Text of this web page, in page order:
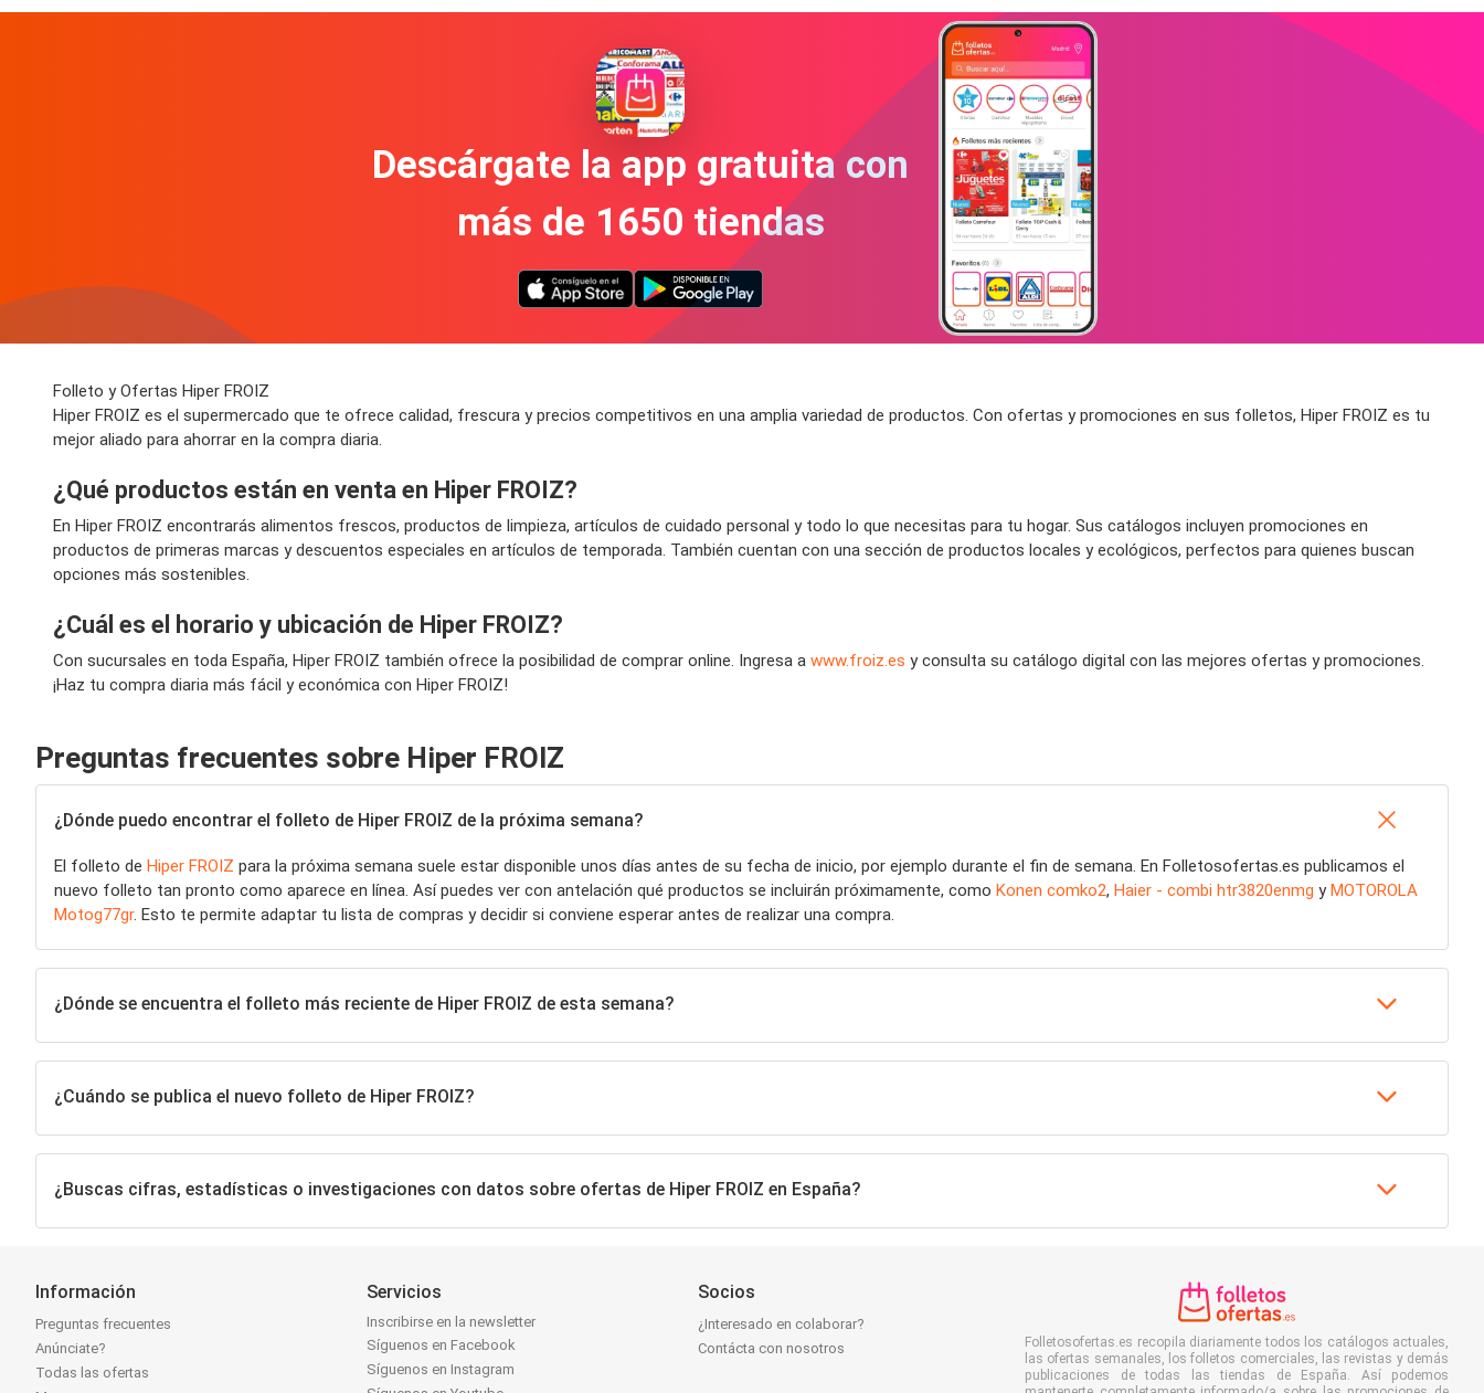
Descárgate la app gratuita con
más de 1650 tiendas
Folleto y Ofertas Hiper FROIZ
Hiper FROIZ es el supermercado que te ofrece calidad, frescura y precios competitivos en una amplia variedad de productos. Con ofertas y promociones en sus folletos, Hiper FROIZ es tu
mejor aliado para ahorrar en la compra diaria.
¿Qué productos están en venta en Hiper FROIZ?
En Hiper FROIZ encontrarás alimentos frescos, productos de limpieza, artículos de cuidado personal y todo lo que necesitas para tu hogar. Sus catálogos incluyen promociones en
productos de primeras marcas y descuentos especiales en artículos de temporada. También cuentan con una sección de productos locales y ecológicos, perfectos para quienes buscan
opciones más sostenibles.
¿Cuál es el horario y ubicación de Hiper FROIZ?
Con sucursales en toda España, Hiper FROIZ también ofrece la posibilidad de comprar online. Ingresa a www.froiz.es y consulta su catálogo digital con las mejores ofertas y promociones.
¡Haz tu compra diaria más fácil y económica con Hiper FROIZ!
Preguntas frecuentes sobre Hiper FROIZ
¿Dónde puedo encontrar el folleto de Hiper FROIZ de la próxima semana?
El folleto de Hiper FROIZ para la próxima semana suele estar disponible unos días antes de su fecha de inicio, por ejemplo durante el fin de semana. En Folletosofertas.es publicamos el
nuevo folleto tan pronto como aparece en línea. Así puedes ver con antelación qué productos se incluirán próximamente, como Konen comko2, Haier - combi htr3820enmg yMOTOROLA
Motog77gr. Esto te permite adaptar tu lista de compras y decidir si conviene esperar antes de realizar una compra.
¿Dónde se encuentra el folleto más reciente de Hiper FROIZ de esta semana?
¿Cuándo se publica el nuevo folleto de Hiper FROIZ?
¿Buscas cifras, estadísticas o investigaciones con datos sobre ofertas de Hiper FROIZ en España?
Información
Preguntas frecuentes
Anúnciate?
Todas las ofertas
Servicios
Inscribirse en la newsletter
Síguenos en Facebook
Síguenos en Instagram
Socios
¿Interesado en colaborar?
Contácta con nosotros
Folletosofertas.es recopila diariamente todos los catálogos actuales,
las ofertas semanales, los folletos comerciales, las revistas y demás
publicaciones de todas las tiendas de España. Así podemos